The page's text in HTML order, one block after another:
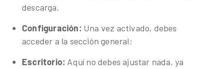
descarga.
Configuración: Una vez activado, debes
acceder a la sección general:
Escritorio: Aquí no debes ajustar nada, ya